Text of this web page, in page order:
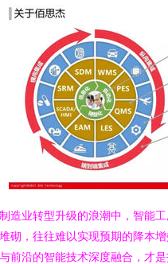
造业转型升级的浪潮中，智能
砌，往往难以实现预期的降本
前沿的智能技术深度融合，才